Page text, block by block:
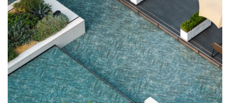
企业会员
关于投稿
广告投放
关于我们
联系我们